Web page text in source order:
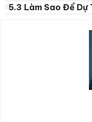
5.3 Làm Sao Để Dự